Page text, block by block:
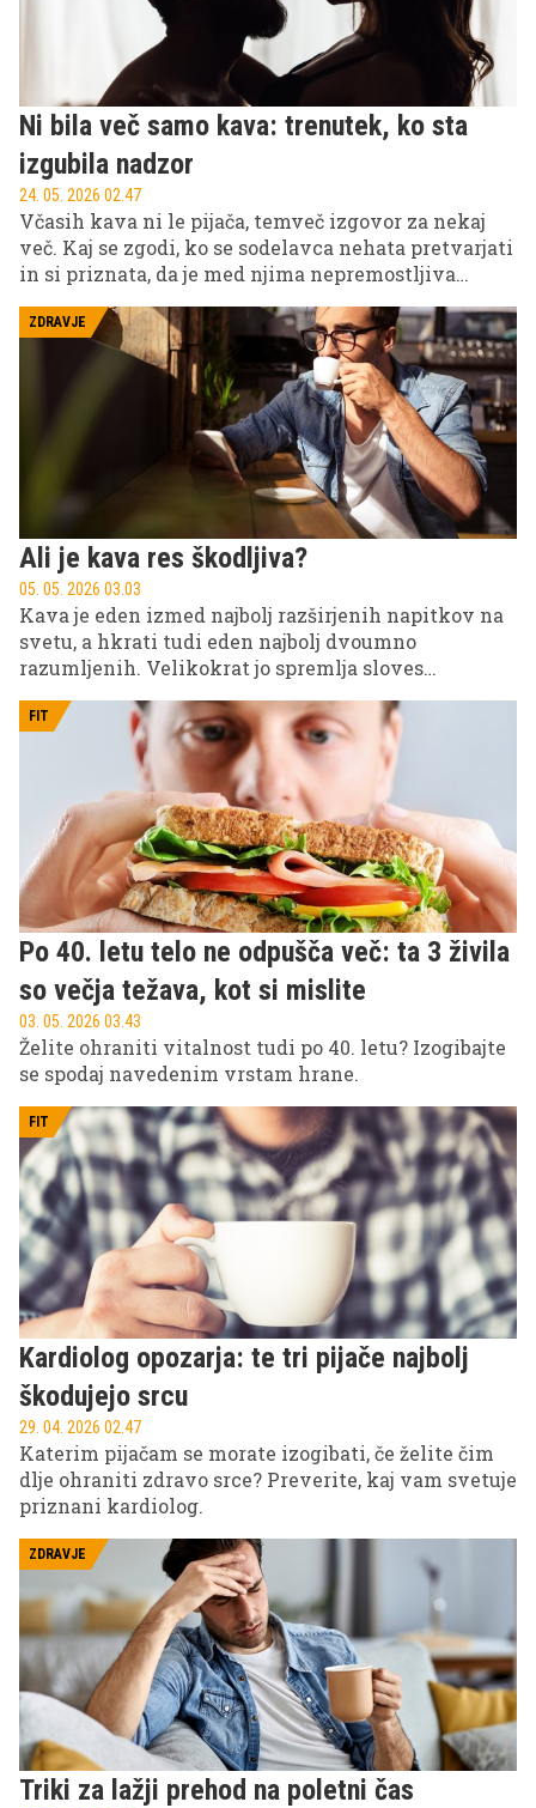
Ni bila več samo kava: trenutek, ko sta
izgubila nadzor
24. 05. 2026 02.47
Včasih kava ni le pijača, temveč izgovor za nekaj
več. Kaj se zgodi, ko se sodelavca nehata pretvarjati
in si priznata, da je med njima nepremostljiva
skriti za nedolžnim nasmehom?
ZDRAVJE
Ali je kava res škodljiva?
05. 05. 2026 03.03
Kava je eden izmed najbolj razširjenih napitkov na
svetu, a hkrati tudi eden najbolj dvoumno
razumljenih. Velikokrat jo spremlja sloves
izpostavljajo svarila o tesnobi in obremenitvi srca.
Ravno zato se veliko ljudi sprašuje, ali je kava
dejansko škodljiva?
FIT
Po 40. letu telo ne odpušča več: ta 3 živila
so večja težava, kot si mislite
03. 05. 2026 03.43
Želite ohraniti vitalnost tudi po 40. letu? Izogibajte
se spodaj navedenim vrstam hrane.
FIT
Kardiolog opozarja: te tri pijače najbolj
škodujejo srcu
29. 04. 2026 02.47
Katerim pijačam se morate izogibati, če želite čim
dlje ohraniti zdravo srce? Preverite, kaj vam svetuje
priznani kardiolog.
ZDRAVJE
Triki za lažji prehod na poletni čas